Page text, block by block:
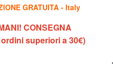
GRATUITA - Italy
CONSEGNA
superiori a 30€)